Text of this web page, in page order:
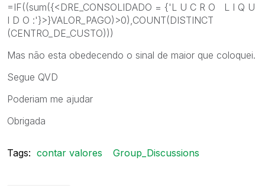
=IF((sum({<DRE_CONSOLIDADO = {'L U C R O L I Q U
I D O :'}>}VALOR_PAGO)>0),COUNT(DISTINCT
(CENTRO_DE_CUSTO)))
Mas não esta obedecendo o sinal de maior que coloquei.
Segue QVD
Poderiam me ajudar
Obrigada
Tags: contar valores Group_Discussions